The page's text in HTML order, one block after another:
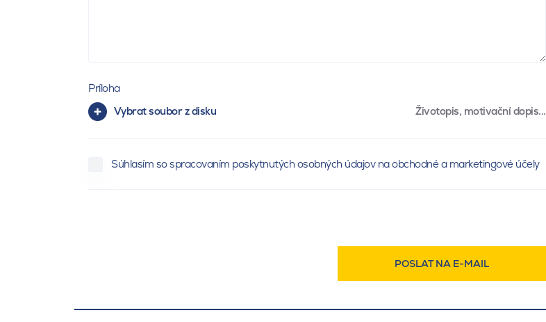
Príloha
Vybrat soubor z disku
Životopis, motivační dopis...
Súhlasím so spracovaním poskytnutých osobných údajov na obchodné a marketingové účely
POSLAT NA E-MAIL